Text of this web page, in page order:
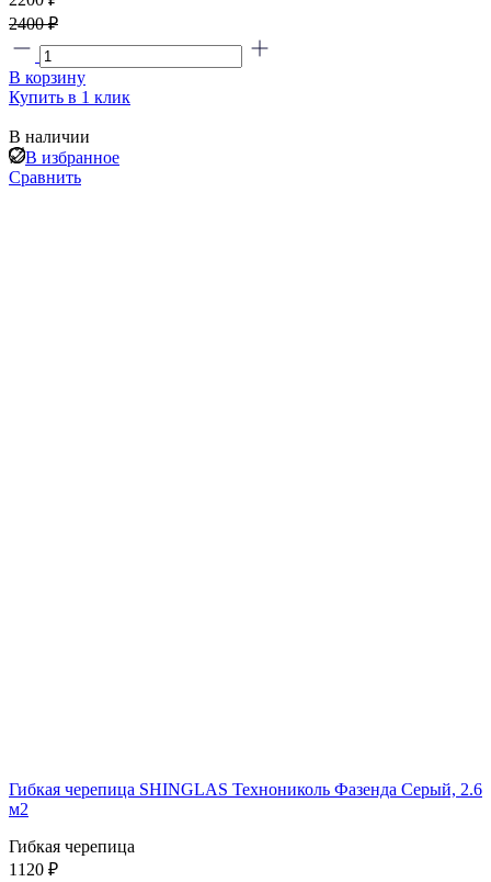
2400 ₽
В корзину
Купить в 1 клик
В наличии
В избранное
Сравнить
Гибкая черепица SHINGLAS Технониколь Фазенда Серый, 2.6
м2
Гибкая черепица
1120 ₽